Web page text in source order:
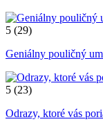
5 (29)
Geniálny pouličný
5 (23)
Odrazy, ktoré vás